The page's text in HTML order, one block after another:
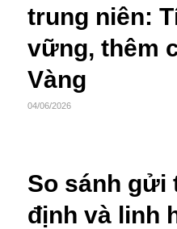
trung niên:
vững, thêm
Vàng
04/06/2026
So sánh gửi
định và linh